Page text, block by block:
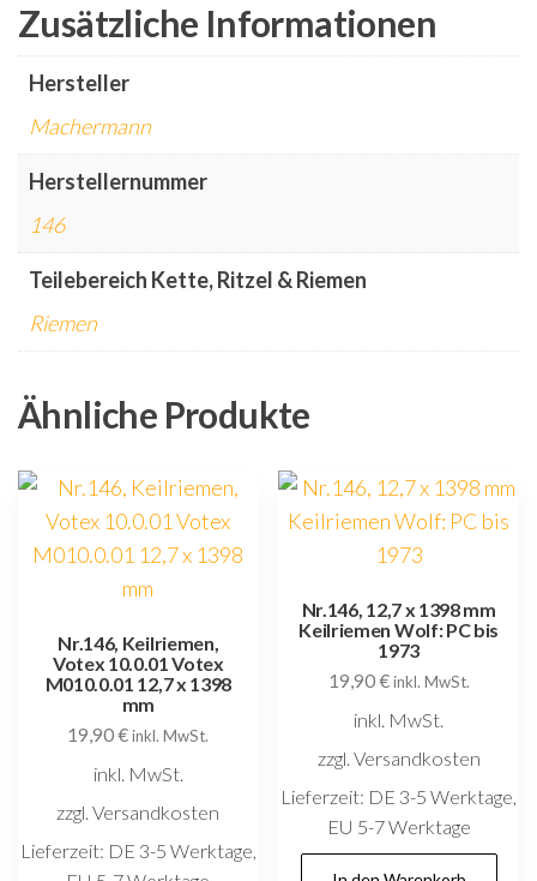
Zusätzliche Informationen
Hersteller
Machermann
Herstellernummer
146
Teilebereich Kette, Ritzel & Riemen
Riemen
Ähnliche Produkte
Nr.146, Keilriemen,
Votex 10.0.01 Votex
M010.0.01 12,7 x 1398
mm
19,90€ inkl. MwSt.
inkl. MwSt.
zzgl. Versandkosten
Lieferzeit: DE 3-5 Werktage,
Nr.146, 12,7 x 1398 mm
Keilriemen Wolf: PC bis
1973
19,90€ inkl. MwSt.
inkl. MwSt.
zzgl. Versandkosten
Lieferzeit: DE 3-5 Werktage,
EU 5-7 Werktage